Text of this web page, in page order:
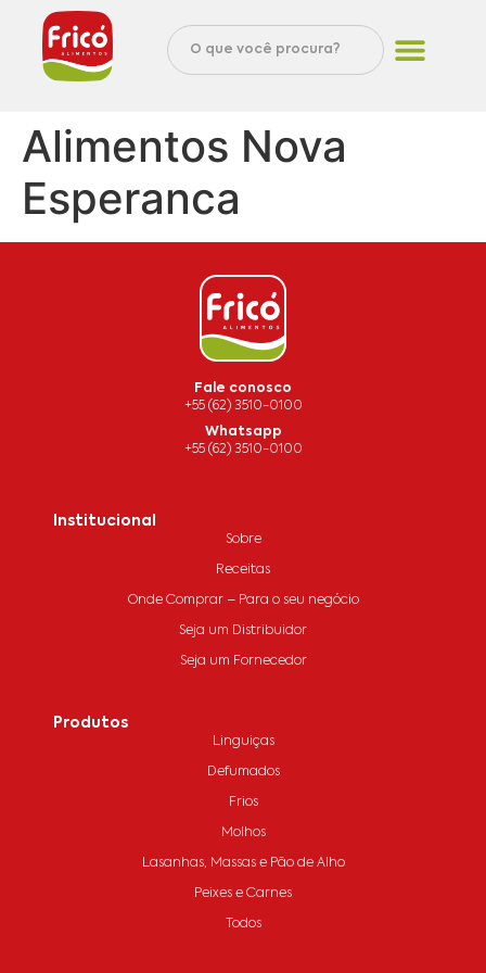
Alimentos Nova
Esperanca
Fale conosco
+55 (62) 3510-0100
Whatsapp
+55 (62) 3510-0100
Institucional
Sobre
Receitas
Onde Comprar – Para o seu negócio
Seja um Distribuidor
Seja um Fornecedor
Produtos
Linguiças
Defumados
Frios
Molhos
Lasanhas, Massas e Pão de Alho
Peixes e Carnes
Todos